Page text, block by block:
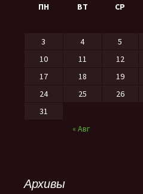
ПН
ВТ СР
« Авг
3
4 5
10
11 12
17
18 19
24
25 26
31
Архивы